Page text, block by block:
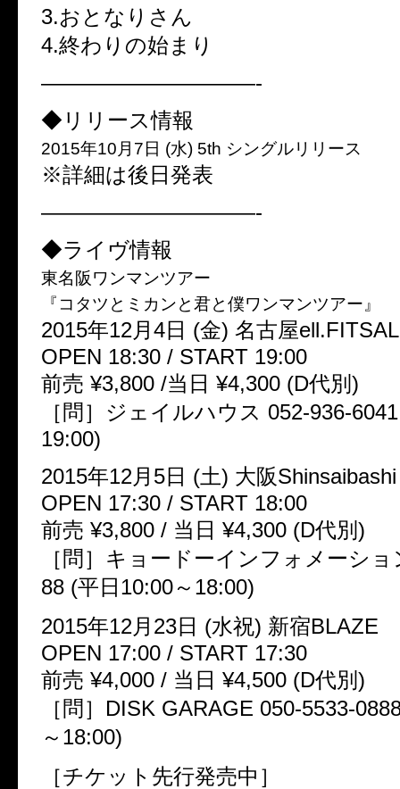
3.おとなりさん
4.終わりの始まり
——————————-
◆リリース情報
2015年10月7日 (水) 5th シングルリリース
※詳細は後日発表
——————————-
◆ライヴ情報
東名阪ワンマンツアー
『コタツとミカンと君と僕ワンマンツアー』
2015年12月4日 (金) 名古屋
OPEN 18:30 / START 19:00
前売 ¥3,800 /当日 ¥4,300 (D代別)
［問］ジェイルハウス 052-936-
19:00)
2015年12月5日 (土) 大阪
OPEN 17:30 / START 18:00
前売 ¥3,800 / 当日 ¥4,300 (D代別)
［問］キョードーインフォメーシ
88 (平日10:00～18:00)
2015年12月23日 (水祝) 新宿BLAZE
OPEN 17:00 / START 17:30
前売 ¥4,000 / 当日 ¥4,500 (D代別)
［問］DISK GARAGE 050-5533-
～18:00)
［チケット先行発売中］